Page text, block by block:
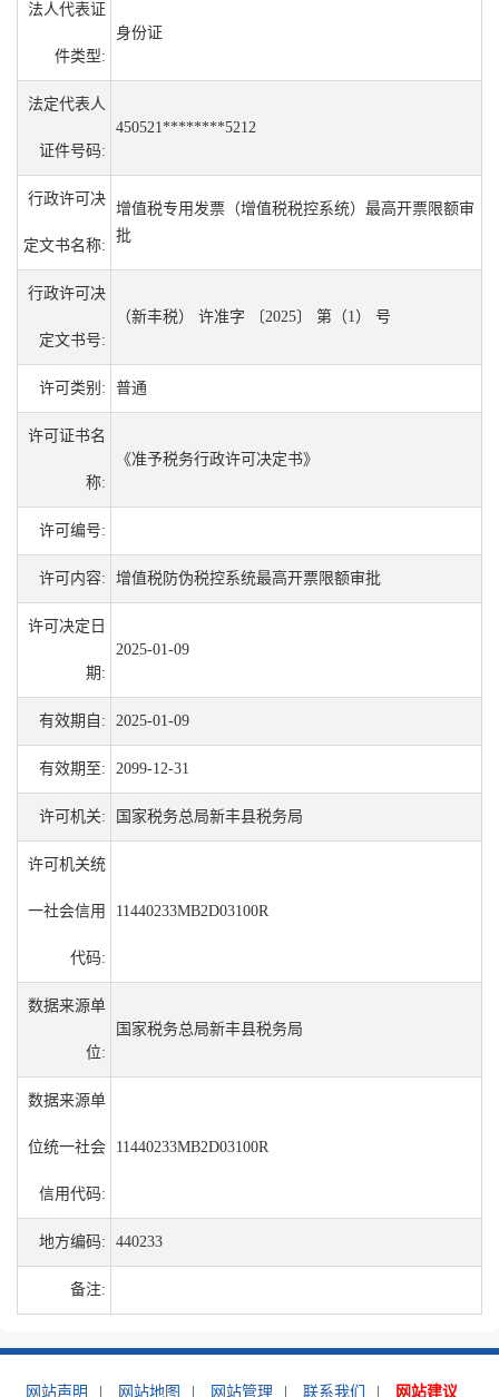
法人代表证
件类型:
身份证
法定代表人
证件号码:
450521********5212
行政许可决
定文书名称:
增值税专用发票（增值税税控系统）最高开票限额审
批
行政许可决
定文书号:
（新丰税） 许准字 〔2025〕 第（1） 号
许可类别: 普通
许可证书名
称:
《准予税务行政许可决定书》
许可编号:
许可内容: 增值税防伪税控系统最高开票限额审批
许可决定日
期:
2025-01-09
有效期自: 2025-01-09
有效期至: 2099-12-31
许可机关: 国家税务总局新丰县税务局
许可机关统
一社会信用
代码:
11440233MB2D03100R
数据来源单
位:
国家税务总局新丰县税务局
数据来源单
位统一社会
信用代码:
11440233MB2D03100R
地方编码: 440233
备注:
网站声明 网站地图 网站管理 联系我们 网站建议